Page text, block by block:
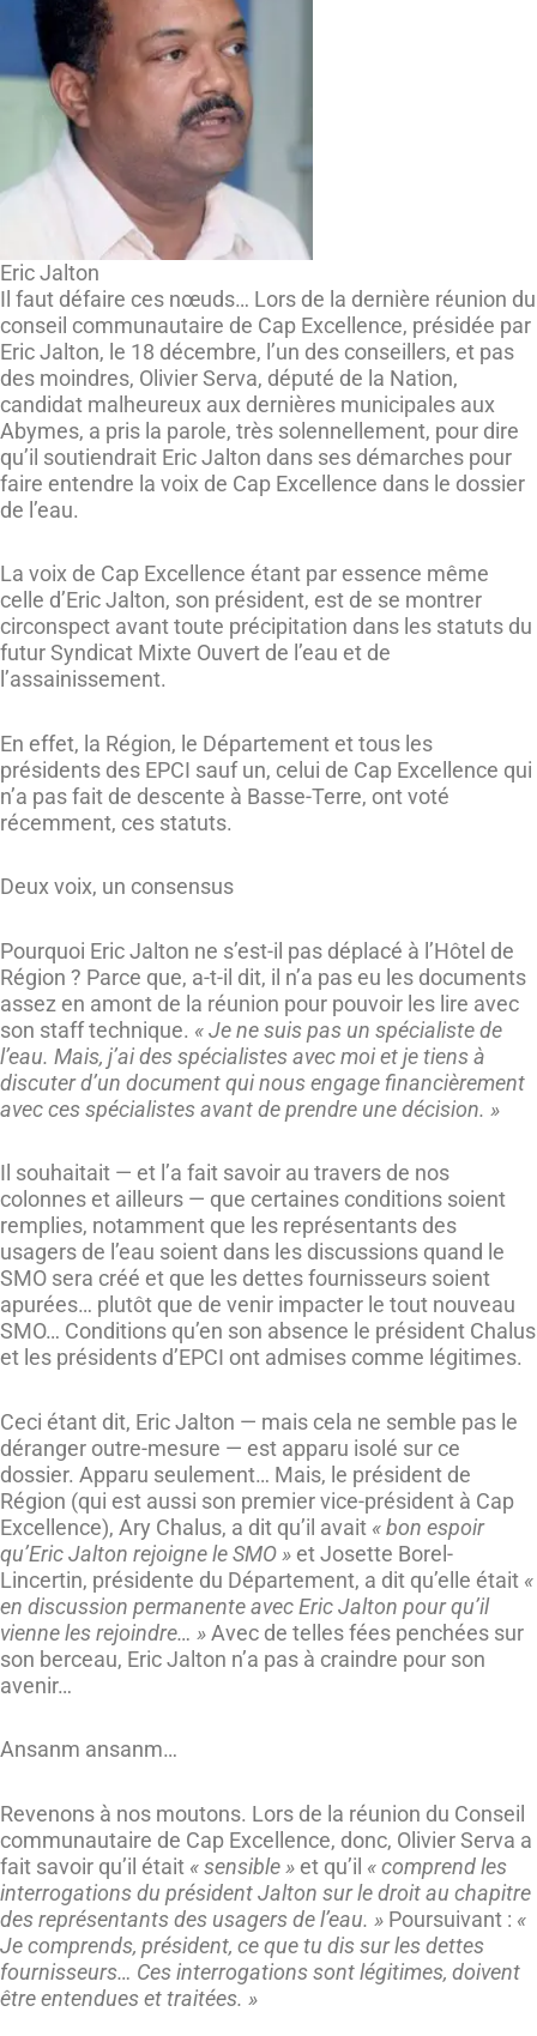
Eric Jalton
Il faut défaire ces nœuds… Lors de la dernière réunion du
conseil communautaire de Cap Excellence, présidée par
Eric Jalton, le 18 décembre, l’un des conseillers, et pas
des moindres, Olivier Serva, député de la Nation,
candidat malheureux aux dernières municipales aux
Abymes, a pris la parole, très solennellement, pour dire
qu’il soutiendrait Eric Jalton dans ses démarches pour
faire entendre la voix de Cap Excellence dans le dossier
de l’eau.
La voix de Cap Excellence étant par essence même
celle d’Eric Jalton, son président, est de se montrer
circonspect avant toute précipitation dans les statuts du
futur Syndicat Mixte Ouvert de l’eau et de
l’assainissement.
En effet, la Région, le Département et tous les
présidents des EPCI sauf un, celui de Cap Excellence qui
n’a pas fait de descente à Basse-Terre, ont voté
récemment, ces statuts.
Deux voix, un consensus
Pourquoi Eric Jalton ne s’est-il pas déplacé à l’Hôtel de
Région ? Parce que, a-t-il dit, il n’a pas eu les documents
assez en amont de la réunion pour pouvoir les lire avec
son staff technique. « Je ne suis pas un spécialiste de
l’eau. Mais, j’ai des spécialistes avec moi et je tiens à
discuter d’un document qui nous engage financièrement
avec ces spécialistes avant de prendre une décision. »
Il souhaitait — et l’a fait savoir au travers de nos
colonnes et ailleurs — que certaines conditions soient
remplies, notamment que les représentants des
usagers de l’eau soient dans les discussions quand le
SMO sera créé et que les dettes fournisseurs soient
apurées… plutôt que de venir impacter le tout nouveau
SMO… Conditions qu’en son absence le président Chalus
et les présidents d’EPCI ont admises comme légitimes.
Ceci étant dit, Eric Jalton — mais cela ne semble pas le
déranger outre-mesure — est apparu isolé sur ce
dossier. Apparu seulement… Mais, le président de
Région (qui est aussi son premier vice-président à Cap
Excellence), Ary Chalus, a dit qu’il avait « bon espoir
qu’Eric Jalton rejoigne le SMO » et Josette Borel-
Lincertin, présidente du Département, a dit qu’elle était «
en discussion permanente avec Eric Jalton pour qu’il
vienne les rejoindre… »Avec de telles fées penchées sur
son berceau, Eric Jalton n’a pas à craindre pour son
avenir…
Ansanm ansanm…
Revenons à nos moutons. Lors de la réunion du Conseil
communautaire de Cap Excellence, donc, Olivier Serva a
fait savoir qu’il était « sensible » et qu’il « comprend les
interrogations du président Jalton sur le droit au chapitre
des représentants des usagers de l’eau. » Poursuivant : «
Je comprends, président, ce que tu dis sur les dettes
fournisseurs… Ces interrogations sont légitimes, doivent
être entendues et traitées. »